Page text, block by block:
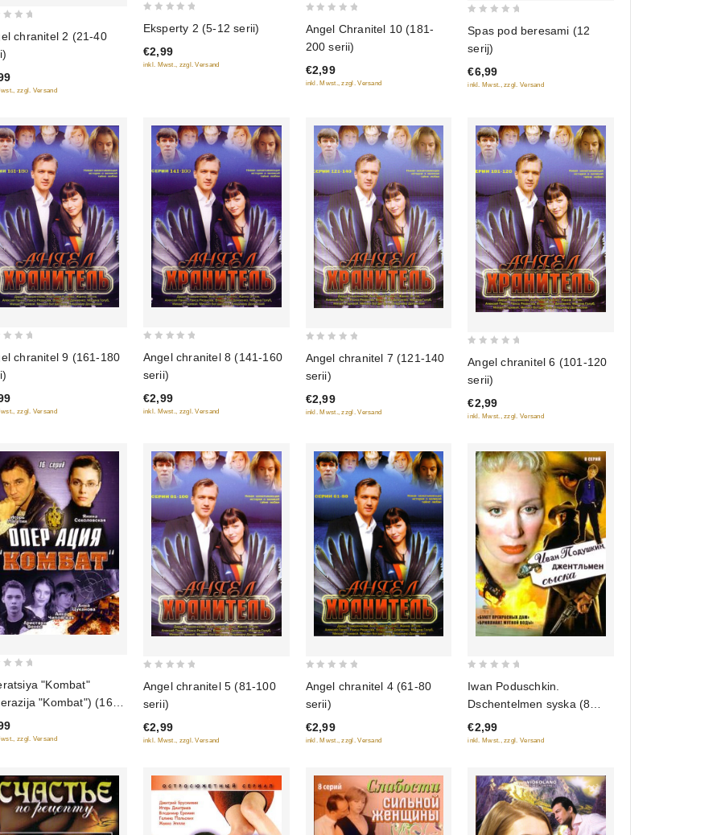
chranitel 2 (21-40
zzgl. Versand
of
5
Eksperty 2 (5-12 serii)
€2,99
inkl. Mwst., zzgl. Versand
out
of
5
Angel Chranitel 10 (181-
200 serii)
€2,99
inkl. Mwst., zzgl. Versand
out
of
5
Spas pod beresami (12
serij)
€6,99
inkl. Mwst., zzgl. Versand
chranitel 9 (161-180
zzgl. Versand
out
of
5
Angel chranitel 8 (141-160
serii)
€2,99
inkl. Mwst., zzgl. Versand
out
of
5
Angel chranitel 7 (121-140
serii)
€2,99
inkl. Mwst., zzgl. Versand
out
of
5
Angel chranitel 6 (101-120
serii)
€2,99
inkl. Mwst., zzgl. Versand
"Kombat"
"Kombat") (16
zzgl. Versand
out
of
5
Angel chranitel 5 (81-100
serii)
€2,99
inkl. Mwst., zzgl. Versand
out
of
5
Angel chranitel 4 (61-80
serii)
€2,99
inkl. Mwst., zzgl. Versand
of
5
Iwan Poduschkin.
Dschentelmen syska (8
Serii)
€2,99
inkl. Mwst., zzgl. Versand